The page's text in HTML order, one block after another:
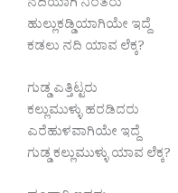
ನದಿಯಾಗಿ ನಿಂತರು
ಹುಲ್ಲುಕಡ್ಡಿಯಾಗಿಯೇ ಇದ್ದೆ
ಕಡಲು ನದಿ ಯಾವ ಲೆಕ್ಕ?
ಗುಡ್ಡ ಎತ್ತಿಟ್ಟರು
ಕಲ್ಲುಮುಳ್ಳು ಹರಡಿದರು
ಎರೆಹುಳವಾಗಿಯೇ ಇದ್ದೆ
ಗುಡ್ಡ ಕಲ್ಲುಮುಳ್ಳು ಯಾವ ಲೆಕ್ಕ?